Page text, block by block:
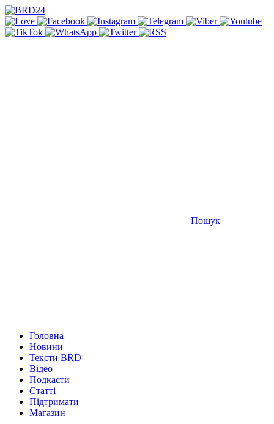
Пошук
Головна
Новини
Тексти BRD
Відео
Подкасти
Статті
Підтримати
Магазин